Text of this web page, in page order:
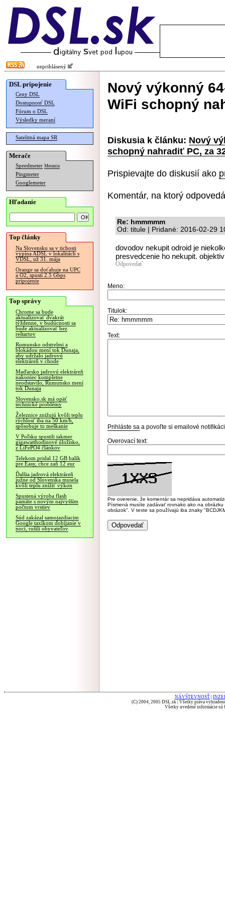
neprihlásený
DSL pripojenie
Ceny DSL
Dostupnosť DSL
Fórum o DSL
Výsledky meraní
Satelitná mapa SR
Merače
Speedmeter Merania
Pingmeter
Googlemeter
Hľadanie
Top články
Na Slovensku sa v tichosti
vypína ADSL v lokalitách s
VDSL, už 31. mája
Orange sa doťahuje na UPC
a O2, spustí 2.5 Gbps
pripojenie
Top správy
Chrome sa bude
aktualizovať dvakrát
týždenne, v budúcnosti sa
bude aktualizovať bez
reštartov
Rumunsko odstrelmi a
blokádou mení tok Dunaja,
aby udržalo jadrovú
elektráreň v chode
Maďarsko jadrovú elektráreň
nakoniec kompletne
neodstavilo, Rumunsko mení
tok Dunaja
Slovensko.sk má opäť
technické problémy
Železnice znižujú kvôli teplu
rýchlosť iba na 50 km/h,
spôsobuje to meškanie
V Poľsku spustili takmer
gigawatthodinové úložisko,
z LiFePO4 článkov
Telekom pridal 12 GB balík
pre Easy, chce zaň 12 eur
Ďalšia jadrová elektráreň
južne od Slovenska musela
kvôli teplu znížiť výkon
Spustená výroba flash
pamäte s novým najvyšším
počtom vrstiev
Súd zakázal samojazdiacim
Google taxíkom dobíjanie v
noci, rušili obyvateľov
Nový výkonný
WiFi schopný
Diskusia k článku: Nový
schopný nahradiť PC, za
Prispievajte do diskusií ako
Komentár, na ktorý
Re: hmmmmm
Od: titule | Pridané: 2016-02-29
dovodov nekupit odroid je
presvedcenie ho nekupit.
Odpovedať
Meno:
Titulok:
Text:
Prihláste sa a povoľte si emailové
Overovací text:
Pre overenie, že komentár sa nepridáva
Písmená musíte zadávať rovnako ako na
obrázok". V texte sa používajú iba znaky
NÁVŠTEVNOSŤ
(C) 2004, 2005 DSL.sk | Všetky práva
Všetky uvedené informácie sú